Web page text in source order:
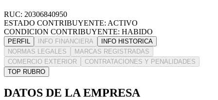
RUC: 20306840950
ESTADO CONTRIBUYENTE: ACTIVO
CONDICION CONTRIBUYENTE: HABIDO
PERFIL INFO FINANCIERA
INFO HISTORICA
NORMAS LEGALES
MARCAS REGISTRADAS
COMERCIO EXTERIOR
CONTRATACIONES Y PENALIDADES
TOP RUBRO
DATOS DE LA EMPRESA